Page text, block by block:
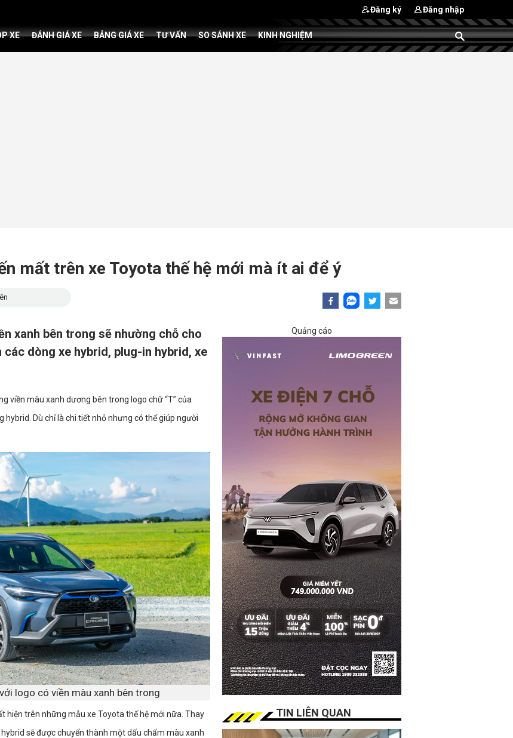
Đăng ký Đăng nhập
XE ĐÁNH GIÁ XE BẢNG GIÁ XE TƯ VẤN SO SÁNH XE KINH NGHIỆM
mất trên xe Toyota thế hệ mới mà ít ai để ý
xanh bên trong sẽ nhường chỗ cho
dòng xe hybrid, plug-in hybrid, xe
viền màu xanh dương bên trong logo chữ “T” của
Dù chỉ là chi tiết nhỏ nhưng có thể giúp người
logo có viền màu xanh bên trong
hiện trên những mẫu xe Toyota thế hệ mới nữa. Thay
sẽ được chuyển thành một dấu chấm màu xanh
Quảng cáo
TIN LIÊN QUAN